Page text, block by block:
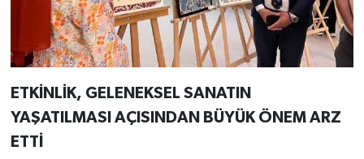
ETKİNLİK, GELENEKSEL SANATIN
YAŞATILMASI AÇISINDAN BÜYÜK ÖNEM ARZ
ETTİ